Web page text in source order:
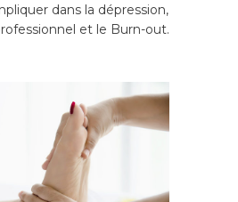
dans la dépression,
et le Burn-out.